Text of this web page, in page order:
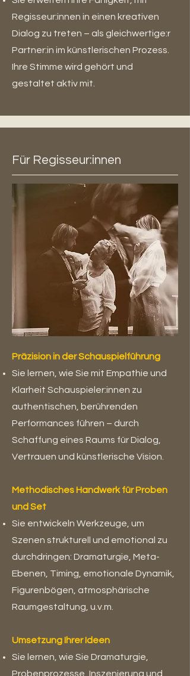
Regisseur:innen in einen kreativen
Dialog zu treten – als gleichwertige:r
Partner:in im künstlerischen Prozess.
Ihre Stimme wird gehört und
gestaltet aktiv mit.
Für Regisseur:innen
Präzision in der Schauspielführung
Sie lernen, wie Sie mit Empathie und
Klarheit Schauspieler:innen zu
authentischen, berührenden
Performances führen – durch
Schaffung eines Raums für Dialog,
Vertrauen und künstlerische Vision.
Methodisches Handwerk für Proben
und Set
Sie entwickeln Werkzeuge, um
Szenen strukturell und emotional zu
durchdringen: Dramaturgie, Meta-
Ebenen, Timing, emotionale Dynamik,
Figurenbögen, atmosphärische
Raumgestaltung, u.v.m.
Umsetzung Ihrer Ideen
Sie lernen, wie Sie Dramaturgie,
Probenprozesse, Inszenierung und